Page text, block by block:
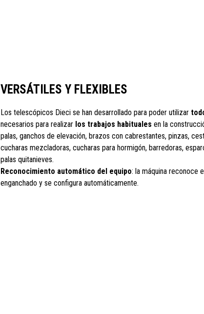
VERSÁTILES Y FLEXIBLES
Los telescópicos Dieci se han desarrollado para poder utilizar
necesarios para realizar los trabajos habituales en la
palas, ganchos de elevación, brazos con cabrestantes, pinzas,
cucharas mezcladoras, cucharas para hormigón, barredoras,
palas quitanieves.
Reconocimiento automático del equipo: la máquina reconoce
enganchado y se configura automáticamente.